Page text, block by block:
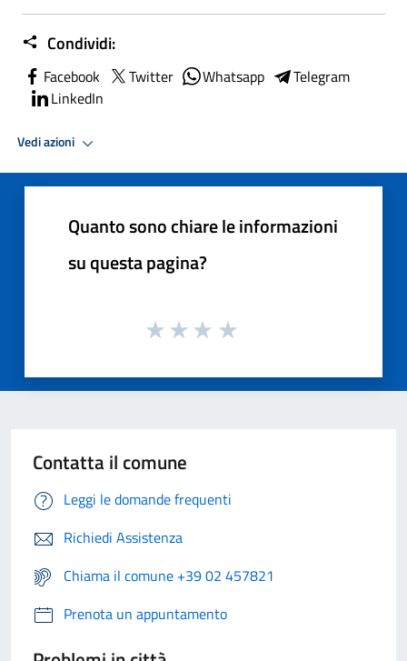
Condividi:
Facebook Twitter Whatsapp
Telegram
LinkedIn
Vedi azioni
Quanto sono chiare le informazioni
su questa pagina?
Contatta il comune
Leggi le domande frequenti
Richiedi Assistenza
Chiama il comune +39 02 457821
Prenota un appuntamento